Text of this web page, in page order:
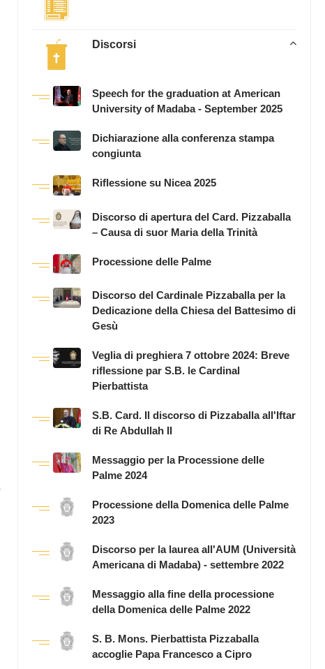
Discorsi
Speech for the graduation at American
University of Madaba - September 2025
Dichiarazione alla conferenza stampa
congiunta
Riflessione su Nicea 2025
Discorso di apertura del Card. Pizzaballa
– Causa di suor Maria della Trinità
Processione delle Palme
Discorso del Cardinale Pizzaballa per la
Dedicazione della Chiesa del Battesimo di
Gesù
Veglia di preghiera 7 ottobre 2024: Breve
riflessione par S.B. le Cardinal
Pierbattista
S.B. Card. Il discorso di Pizzaballa all'Iftar
di Re Abdullah II
Messaggio per la Processione delle
Palme 2024
Processione della Domenica delle Palme
2023
Discorso per la laurea all'AUM (Università
Americana di Madaba) - settembre 2022
Messaggio alla fine della processione
della Domenica delle Palme 2022
S. B. Mons. Pierbattista Pizzaballa
accoglie Papa Francesco a Cipro